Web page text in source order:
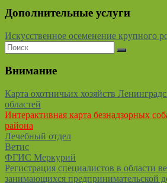
Дополнительные услуги
Искусственное осеменение крупного
Внимание
Карта охотничьих хозяйств
областей
Интерактивная карта безнадзорных
района
Лечебный отдел
Ветис
ФГИС Меркурий
Регистрация специалистов в области
занимающихся предпринимательской